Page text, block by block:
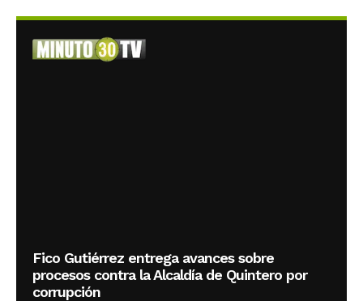
Fico Gutiérrez entrega avances sobre
procesos contra la Alcaldía de Quintero por
corrupción